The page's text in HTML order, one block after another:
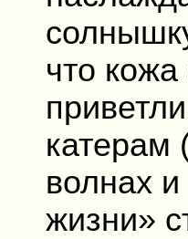
что кожа
катерам
волнах
жизни»